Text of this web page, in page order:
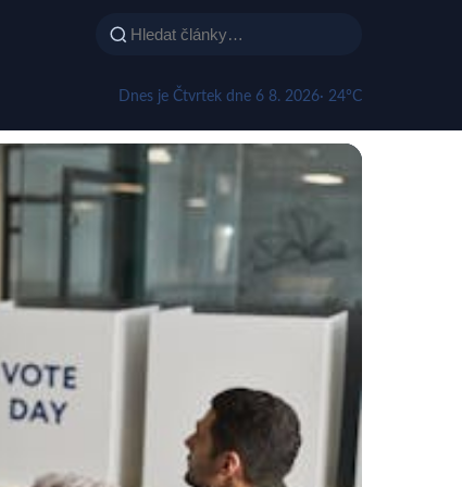
Dnes je Čtvrtek dne 6 8. 2026· 24°C